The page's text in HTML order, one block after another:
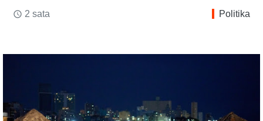
access_time 2 sata Politika